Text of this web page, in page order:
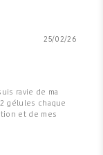
25/02/26
ravie de ma
gélules chaque
et de mes